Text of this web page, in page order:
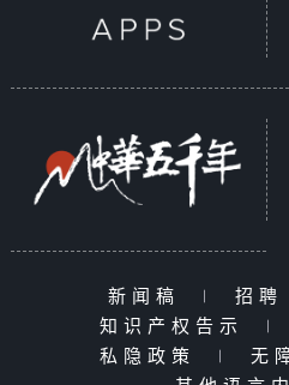
新闻稿 | 招聘
知识产权告示
|
私隐政策
| 无